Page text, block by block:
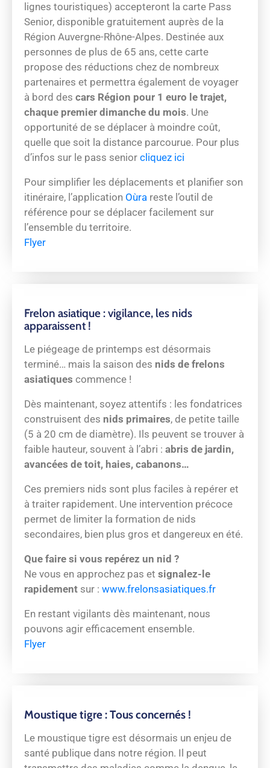
lignes touristiques) accepteront la carte Pass
Senior, disponible gratuitement auprès de la
Région Auvergne-Rhône-Alpes. Destinée aux
personnes de plus de 65 ans, cette carte
propose des réductions chez de nombreux
partenaires et permettra également de voyager
à bord des cars Région pour 1 euro le trajet,
chaque premier dimanche du mois. Une
opportunité de se déplacer à moindre coût,
quelle que soit la distance parcourue. Pour plus
d’infos sur le pass senior cliquez ici
Pour simplifier les déplacements et planifier son
itinéraire, l’application Oùra reste l’outil de
référence pour se déplacer facilement sur
l’ensemble du territoire.
Flyer
Frelon asiatique : vigilance, les nids
apparaissent !
Le piégeage de printemps est désormais
terminé… mais la saison des nids de frelons
asiatiques commence !
Dès maintenant, soyez attentifs : les fondatrices
construisent des nids primaires, de petite taille
(5 à 20 cm de diamètre). Ils peuvent se trouver à
faible hauteur, souvent à l’abri : abris de jardin,
avancées de toit, haies, cabanons…
Ces premiers nids sont plus faciles à repérer et
à traiter rapidement. Une intervention précoce
permet de limiter la formation de nids
secondaires, bien plus gros et dangereux en été.
Que faire si vous repérez un nid ?
Ne vous en approchez pas et signalez-le
rapidement sur : www.frelonsasiatiques.fr
En restant vigilants dès maintenant, nous
pouvons agir efficacement ensemble.
Flyer
Moustique tigre : Tous concernés !
Le moustique tigre est désormais un enjeu de
santé publique dans notre région. Il peut